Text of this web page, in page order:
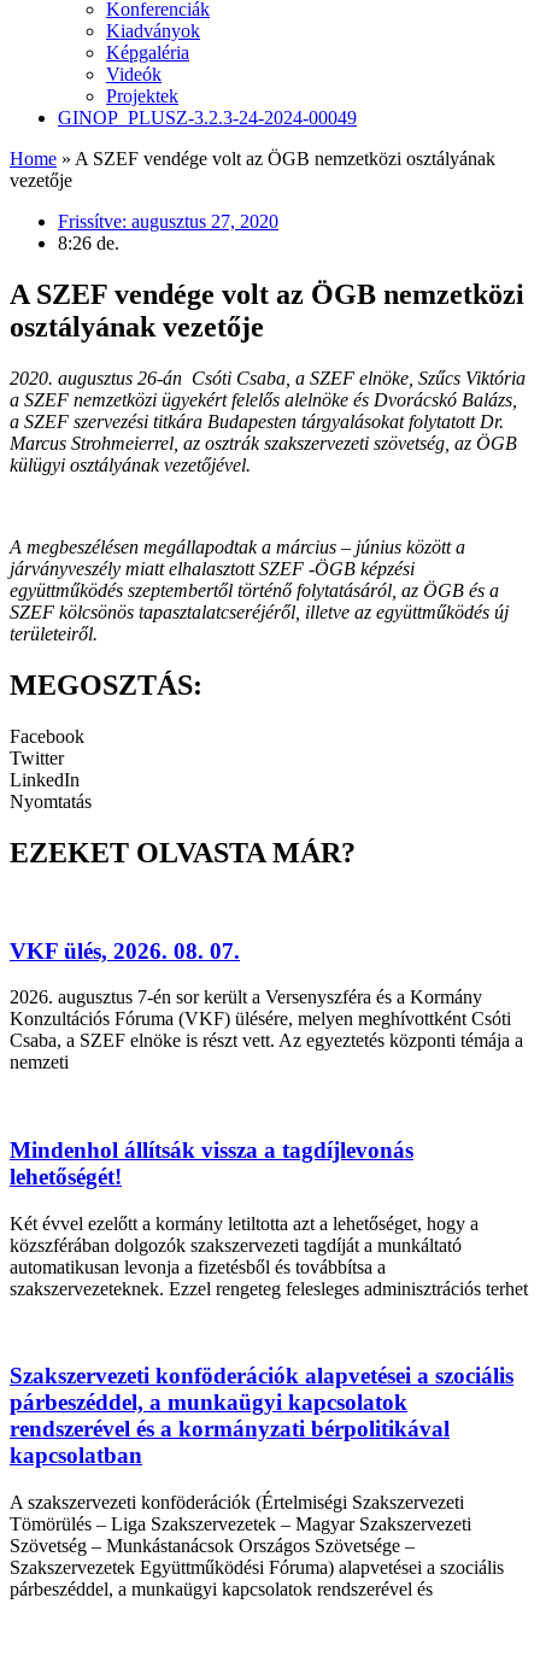
Konferenciák
Kiadványok
Képgaléria
Videók
Projektek
GINOP_PLUSZ-3.2.3-24-2024-00049
Home » A SZEF vendége volt az ÖGB nemzetközi osztályának
vezetője
Frissítve: augusztus 27, 2020
8:26 de.
A SZEF vendége volt az ÖGB nemzetközi
osztályának vezetője
2020. augusztus 26-án Csóti Csaba, a SZEF elnöke, Szűcs Viktória
a SZEF nemzetközi ügyekért felelős alelnöke és Dvorácskó Balázs,
a SZEF szervezési titkára Budapesten tárgyalásokat folytatott Dr.
Marcus Strohmeierrel, az osztrák szakszervezeti szövetség, az ÖGB
külügyi osztályának vezetőjével.
A megbeszélésen megállapodtak a március – június között a
járványveszély miatt elhalasztott SZEF -ÖGB képzési
együttműködés szeptembertől történő folytatásáról, az ÖGB és a
SZEF kölcsönös tapasztalatcseréjéről, illetve az együttműködés új
területeiről.
MEGOSZTÁS:
Facebook
Twitter
LinkedIn
Nyomtatás
EZEKET OLVASTA MÁR?
VKF ülés, 2026. 08. 07.
2026. augusztus 7-én sor került a Versenyszféra és a Kormány
Konzultációs Fóruma (VKF) ülésére, melyen meghívottként Csóti
Csaba, a SZEF elnöke is részt vett. Az egyeztetés központi témája a
nemzeti
Mindenhol állítsák vissza a tagdíjlevonás
lehetőségét!
Két évvel ezelőtt a kormány letiltotta azt a lehetőséget, hogy a
közszférában dolgozók szakszervezeti tagdíját a munkáltató
automatikusan levonja a fizetésből és továbbítsa a
szakszervezeteknek. Ezzel rengeteg felesleges adminisztrációs terhet
Szakszervezeti konföderációk alapvetései a szociális
párbeszéddel, a munkaügyi kapcsolatok
rendszerével és a kormányzati bérpolitikával
kapcsolatban
A szakszervezeti konföderációk (Értelmiségi Szakszervezeti
Tömörülés – Liga Szakszervezetek – Magyar Szakszervezeti
Szövetség – Munkástanácsok Országos Szövetsége –
Szakszervezetek Együttműködési Fóruma) alapvetései a szociális
párbeszéddel, a munkaügyi kapcsolatok rendszerével és